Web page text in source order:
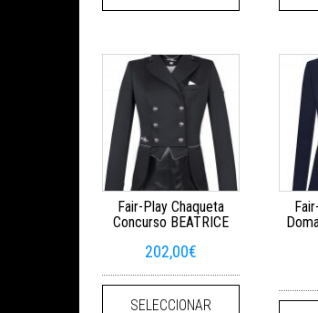
Fair-Play Chaqueta
Concurso BEATRICE
202,00€
SELECCIONAR
Este